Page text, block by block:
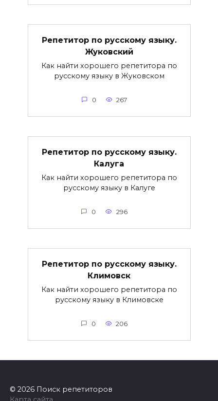
Репетитор по русскому языку.
Жуковский
Как найти хорошего репетитора по
русскому языку в Жуковском
0 267
Репетитор по русскому языку.
Калуга
Как найти хорошего репетитора по
русскому языку в Калуге
0 296
Репетитор по русскому языку.
Климовск
Как найти хорошего репетитора по
русскому языку в Климовске
0 206
© 2026 Поиск репетиторов